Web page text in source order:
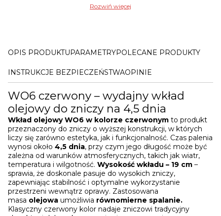
Rozwiń więcej
OPIS PRODUKTU PARAMETRYPOLECANE PRODUKTY
INSTRUKCJE BEZPIECZEŃSTWAOPINIE
WO6 czerwony – wydajny wkład
olejowy do zniczy na 4,5 dnia
Wkład olejowy WO6 w kolorze czerwonym to produkt
przeznaczony do zniczy o wyższej konstrukcji, w których
liczy się zarówno estetyka, jak i funkcjonalność. Czas palenia
wynosi około 4,5 dnia, przy czym jego długość może być
zależna od warunków atmosferycznych, takich jak wiatr,
temperatura i wilgotność. Wysokość wkładu – 19 cm –
sprawia, że doskonale pasuje do wysokich zniczy,
zapewniając stabilność i optymalne wykorzystanie
przestrzeni wewnątrz oprawy. Zastosowana
masa olejowa umożliwia równomierne spalanie.
Klasyczny czerwony kolor nadaje zniczowi tradycyjny